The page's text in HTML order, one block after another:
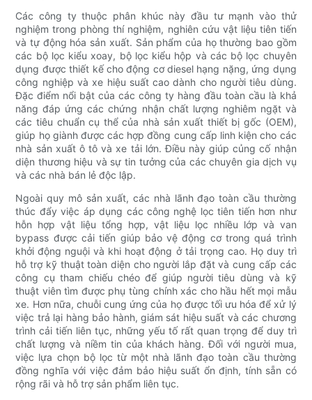
Các công ty thuộc phân khúc này đầu tư mạnh vào thử
nghiệm trong phòng thí nghiệm, nghiên cứu vật liệu tiên tiến
và tự động hóa sản xuất. Sản phẩm của họ thường bao gồm
các bộ lọc kiểu xoay, bộ lọc kiểu hộp và các bộ lọc chuyên
dụng được thiết kế cho động cơ diesel hạng nặng, ứng dụng
công nghiệp và xe hiệu suất cao dành cho người tiêu dùng.
Đặc điểm nổi bật của các công ty hàng đầu toàn cầu là khả
năng đáp ứng các chứng nhận chất lượng nghiêm ngặt và
các tiêu chuẩn cụ thể của nhà sản xuất thiết bị gốc (OEM),
giúp họ giành được các hợp đồng cung cấp linh kiện cho các
nhà sản xuất ô tô và xe tải lớn. Điều này giúp củng cố nhận
diện thương hiệu và sự tin tưởng của các chuyên gia dịch vụ
và các nhà bán lẻ độc lập.
Ngoài quy mô sản xuất, các nhà lãnh đạo toàn cầu thường
thúc đẩy việc áp dụng các công nghệ lọc tiên tiến hơn như
hỗn hợp vật liệu tổng hợp, vật liệu lọc nhiều lớp và van
bypass được cải tiến giúp bảo vệ động cơ trong quá trình
khởi động nguội và khi hoạt động ở tải trọng cao. Họ duy trì
hỗ trợ kỹ thuật toàn diện cho người lắp đặt và cung cấp các
công cụ tham chiếu chéo để giúp người tiêu dùng và kỹ
thuật viên tìm được phụ tùng chính xác cho hầu hết mọi mẫu
xe. Hơn nữa, chuỗi cung ứng của họ được tối ưu hóa để xử lý
việc trả lại hàng bảo hành, giám sát hiệu suất và các chương
trình cải tiến liên tục, những yếu tố rất quan trọng để duy trì
chất lượng và niềm tin của khách hàng. Đối với người mua,
việc lựa chọn bộ lọc từ một nhà lãnh đạo toàn cầu thường
đồng nghĩa với việc đảm bảo hiệu suất ổn định, tính sẵn có
rộng rãi và hỗ trợ sản phẩm liên tục.